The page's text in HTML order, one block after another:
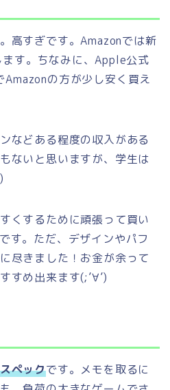
高すぎです。Amazonでは新
す。ちなみに、Apple公式
の方が少し安く買え
などある程度の収入がある
ないと思いますが、学生は
くするために頑張って買い
す。ただ、デザインやパフ
尽きました！お金が余って
すめ出来ます(;’∀’)
ペックです。メモを取るに